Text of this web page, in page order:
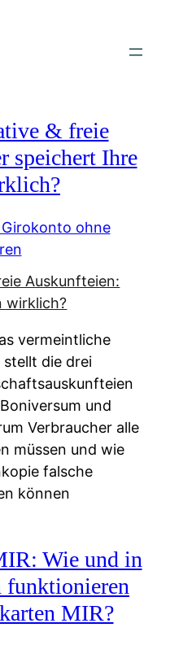
& freie
speichert Ihre
Girokonto ohne
vermeintliche
die drei
und
Verbraucher alle
müssen und wie
falsche
können
Wie und in
funktionieren
MIR?